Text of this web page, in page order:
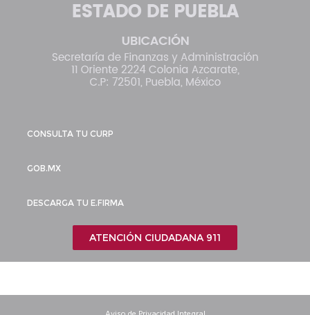
CONSULTA TU CURP
GOB.MX
DESCARGA TU E.FIRMA
ATENCIÓN CIUDADANA 911